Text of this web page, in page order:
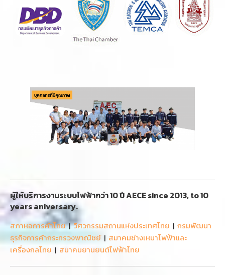
ผู้ให้บริการงานระบบไฟฟ้ากว่า 10 ปี AECE since 2013, to 10
years aniversary.
สภาหอการค้าไทย|วิศวกรรมสถานแห่งประเทศไทย | กรมพัฒนา
ธุรกิจการค้ากระทรวงพาณิชย์| สมาคมช่างเหมาไฟฟ้าและ
เครื่องกลไทย | สมาคมยานยนต์ไฟฟ้าไทย